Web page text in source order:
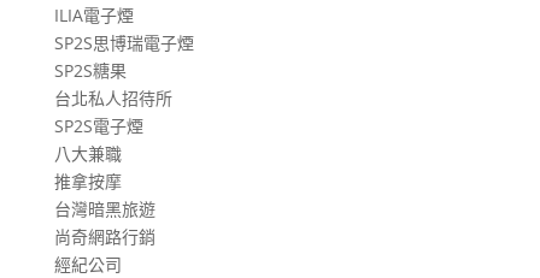
ILIA電子煙
SP2S思博瑞電子煙
SP2S糖果
台北私人招待所
SP2S電子煙
八大兼職
推拿按摩
台灣暗黑旅遊
尚奇網路行銷
經紀公司